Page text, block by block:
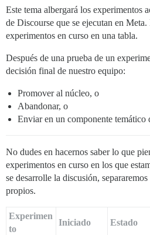
Este tema albergará los experimentos
de Discourse que se ejecutan en
experimentos en curso en una tabla.
Después de una prueba de un
decisión final de nuestro equipo:
Promover al núcleo, o
Abandonar, o
Enviar en un componente temático
No dudes en hacernos saber lo que
experimentos en curso en los que
se desarrolle la discusión,
propios.
Experimen
to
Iniciado Estado